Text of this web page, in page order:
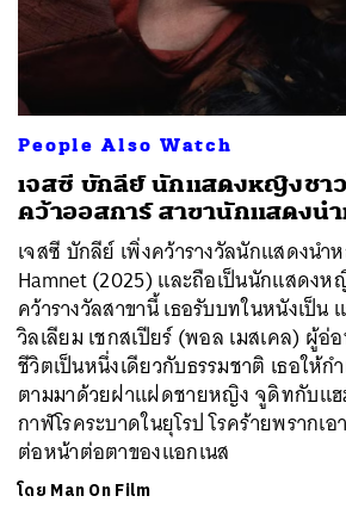
People Also Watch
เจสซี บักลีย์ นักแสดงหญิงชา
คว้าออสการ์ สาขานักแสดงน
เจสซี บักลีย์ เพิ่งคว้ารางวัลนักแสดงน
Hamnet (2025) และถือเป็นนักแสดง
คว้ารางวัลสาขานี้ เธอรับบทในหนังเป็น
วิลเลียม เชกสเปียร์ (พอล เมสเคล) ผู้
ชีวิตเป็นหนึ่งเดียวกับธรรมชาติ เธอให้
ตามมาด้วยฝาแฝดชายหญิง จูดิทกับแฮ
กาฬโรคระบาดในยุโรป โรคร้ายพรากเ
ต่อหน้าต่อตาของแอกเนส
โดย Man On Film